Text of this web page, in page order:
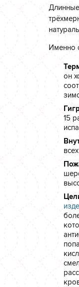
Длинные
Именно
он
15